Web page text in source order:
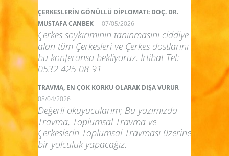
ÇERKESLERİN GÖNÜLLÜ DİPLOMATI: DOÇ. DR.
MUSTAFA CANBEK - 07/05/2026
Çerkes soykırımının tanınmasını ciddiye
alan tüm Çerkesleri ve Çerkes dostlarını
bu konferansa bekliyoruz. İrtibat Tel:
0532 425 08 91
TRAVMA, EN ÇOK KORKU OLARAK DIŞA VURUR -
08/04/2026
Değerli okuyucularım; Bu yazımızda
Travma, Toplumsal Travma ve
Çerkeslerin Toplumsal Travması üzerine
bir yolculuk yapacağız.